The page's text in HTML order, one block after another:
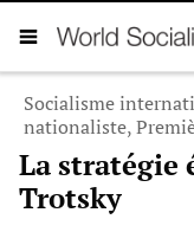
Socialisme
nationaliste,
La stratégie
Trotsky